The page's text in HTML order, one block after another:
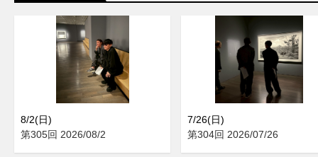
8/2(日)
第305回 2026/08/2
7/26(日)
第304回 2026/07/26